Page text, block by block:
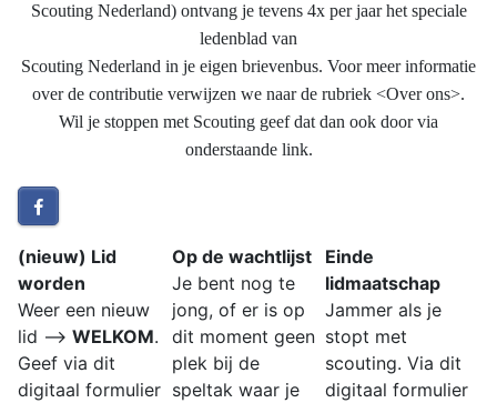
Scouting Nederland) ontvang je tevens 4x per jaar het speciale
ledenblad van
Scouting Nederland in je eigen brievenbus. Voor meer informatie
over de contributie verwijzen we naar de rubriek <Over ons>.
Wil je stoppen met Scouting geef dat dan ook door via
onderstaande link.
(nieuw) Lid
worden
Weer een nieuw
lid –> WELKOM.
Geef via dit
digitaal formulier
Op de wachtlijst
Je bent nog te
jong, of er is op
dit moment geen
plek bij de
speltak waar je
Einde
lidmaatschap
Jammer als je
stopt met
scouting. Via dit
digitaal formulier